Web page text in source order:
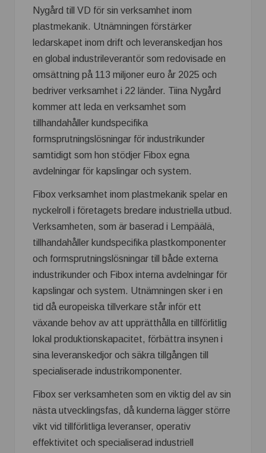
Nygård till VD för sin verksamhet inom
plastmekanik. Utnämningen förstärker
ledarskapet inom drift och leveranskedjan hos
en global industrileverantör som redovisade en
omsättning på 113 miljoner euro år 2025 och
bedriver verksamhet i 22 länder. Tiina Nygård
kommer att leda en verksamhet som
tillhandahåller kundspecifika
formsprutningslösningar för industrikunder
samtidigt som hon stödjer Fibox egna
avdelningar för kapslingar och system.
Fibox verksamhet inom plastmekanik spelar en
nyckelroll i företagets bredare industriella utbud.
Verksamheten, som är baserad i Lempäälä,
tillhandahåller kundspecifika plastkomponenter
och formsprutningslösningar till både externa
industrikunder och Fibox interna avdelningar för
kapslingar och system. Utnämningen sker i en
tid då europeiska tillverkare står inför ett
växande behov av att upprätthålla en tillförlitlig
lokal produktionskapacitet, förbättra insynen i
sina leveranskedjor och säkra tillgången till
specialiserade industrikomponenter.
Fibox ser verksamheten som en viktig del av sin
nästa utvecklingsfas, då kunderna lägger större
vikt vid tillförlitliga leveranser, operativ
effektivitet och specialiserad industriell